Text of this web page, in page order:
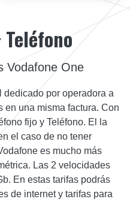
Teléfono
Vodafone One
dedicado por operadora a
en una misma factura. Con
fijo y Teléfono. El la
el caso de no tener
es mucho más
Las 2 velocidades
En estas tarifas podrás
de internet y tarifas para